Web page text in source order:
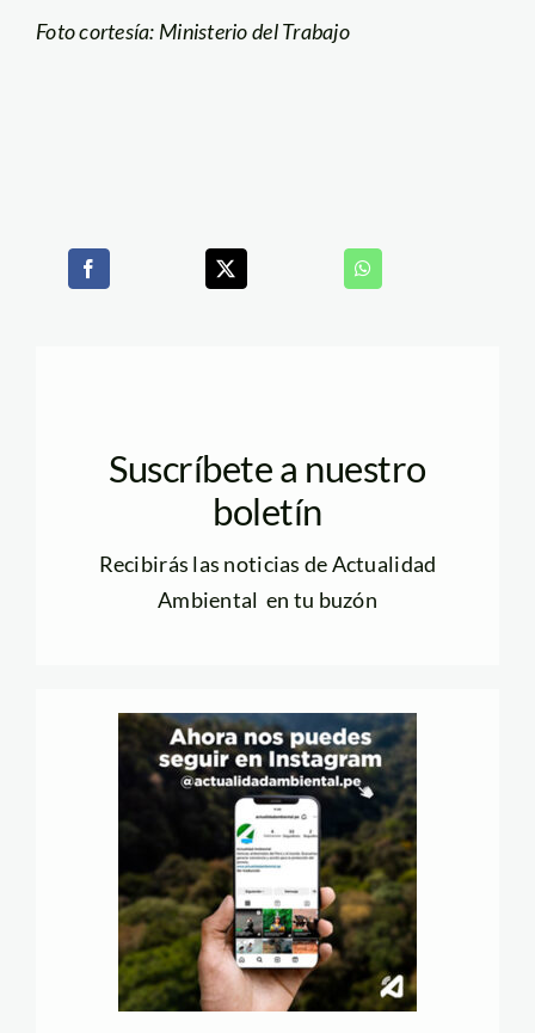
Foto cortesía: Ministerio del Trabajo
Suscríbete a nuestro
boletín
Recibirás las noticias de Actualidad
Ambiental en tu buzón